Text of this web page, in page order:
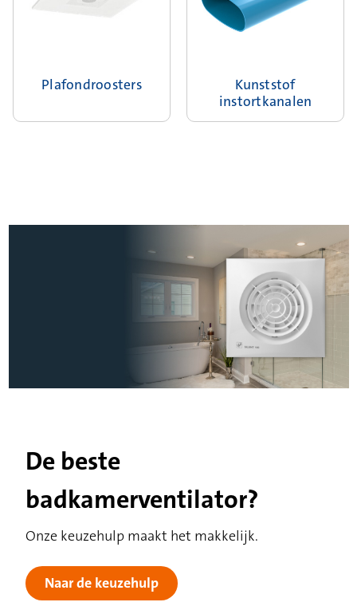
Plafondroosters
Kunststof
instortkanalen
De beste
badkamerventilator?
Onze keuzehulp maakt het makkelijk.
Naar de keuzehulp